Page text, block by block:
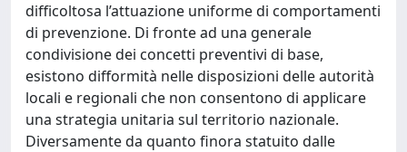
difficoltosa l’attuazione uniforme di comportamenti
di prevenzione. Di fronte ad una generale
condivisione dei concetti preventivi di base,
esistono difformità nelle disposizioni delle autorità
locali e regionali che non consentono di applicare
una strategia unitaria sul territorio nazionale.
Diversamente da quanto finora statuito dalle